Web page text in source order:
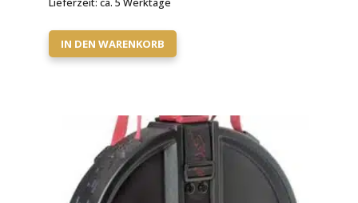
IN DEN WARENKORB